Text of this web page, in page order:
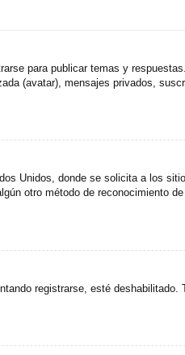
para publicar temas y
(avatar), mensajes privados,
Unidos, donde se solicita a los
otro método de reconocimiento
registrarse, esté deshabilitado.